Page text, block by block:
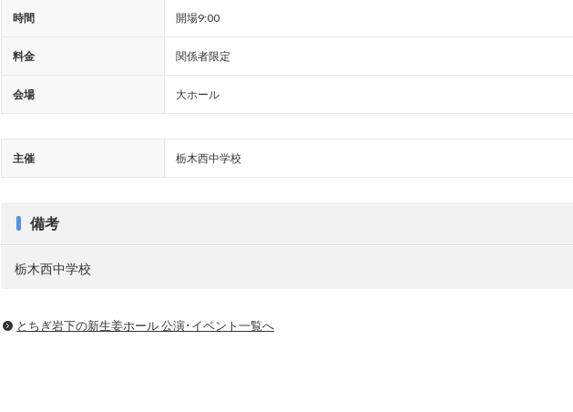
時間 開場9:00
料金 関係者限定
会場 大ホール
主催 栃木西中学校
備考
栃木西中学校
とちぎ岩下の新⽣姜ホール 公演･イベント一覧へ